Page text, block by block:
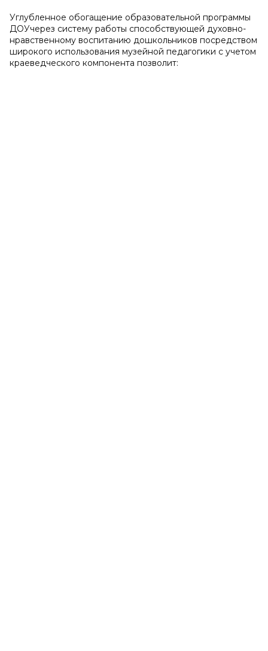
Углубленное обогащение образовательной программы
ДОУчерез систему работы способствующей духовно-
нравственному воспитанию дошкольников посредством
широкого использования музейной педагогики с учетом
краеведческого компонента позволит: